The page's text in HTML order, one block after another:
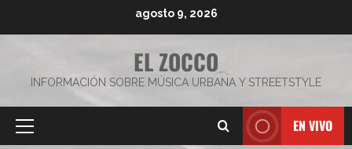
agosto 9, 2026
EL ZOCCO
INFORMACIÓN SOBRE MÚSICA URBANA Y STREETSTYLE
Menú
EN VIVO